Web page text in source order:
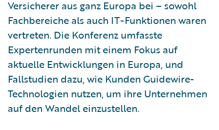
Versicherer aus ganz Europa bei – sowohl
Fachbereiche als auch IT-Funktionen waren
vertreten. Die Konferenz umfasste
Expertenrunden mit einem Fokus auf
aktuelle Entwicklungen in Europa, und
Fallstudien dazu, wie Kunden Guidewire-
Technologien nutzen, um ihre Unternehmen
auf den Wandel einzustellen.